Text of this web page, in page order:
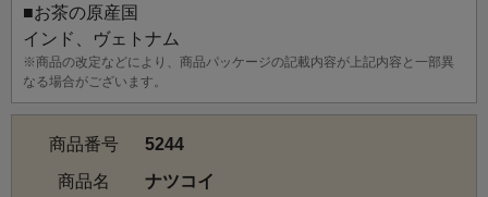
■お茶の原産国
インド、ヴェトナム
※商品の改定などにより、商品パッケージの記載内容が上記内容と一部異
なる場合がございます。
商品番号
5244
商品名
ナツコイ